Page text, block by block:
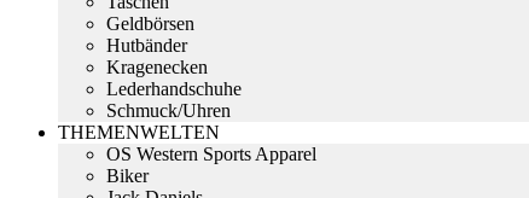
Geldbörsen
Hutbänder
Kragenecken
Lederhandschuhe
Schmuck/Uhren
THEMENWELTEN
OS Western Sports Apparel
Biker